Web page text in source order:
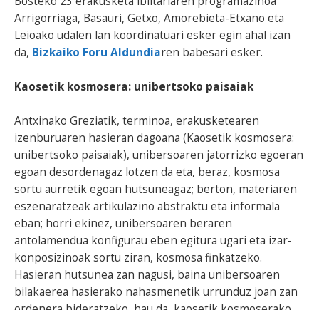
Arrigorriaga, Basauri, Getxo, Amorebieta-Etxano eta
Leioako udalen lan koordinatuari esker egin ahal izan
da, Bizkaiko Foru Aldundiaren babesari esker.
Kaosetik kosmosera: unibertsoko paisaiak
Antxinako Greziatik, terminoa, erakusketearen
izenburuaren hasieran dagoana (Kaosetik kosmosera:
unibertsoko paisaiak), unibersoaren jatorrizko egoeran
egoan desordenagaz lotzen da eta, beraz, kosmosa
sortu aurretik egoan hutsuneagaz; berton, materiaren
eszenaratzeak artikulazino abstraktu eta informala
eban; horri ekinez, unibersoaren beraren
antolamendua konfigurau eben egitura ugari eta izar-
konposizinoak sortu ziran, kosmosa finkatzeko.
Hasieran hutsunea zan nagusi, baina unibersoaren
bilakaerea hasierako nahasmenetik urrunduz joan zan